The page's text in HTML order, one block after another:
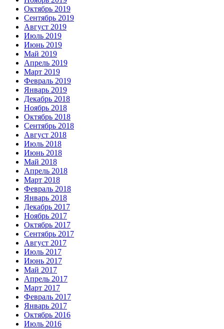
Октябрь 2019
Сентябрь 2019
Август 2019
Июль 2019
Июнь 2019
Май 2019
Апрель 2019
Март 2019
Февраль 2019
Январь 2019
Декабрь 2018
Ноябрь 2018
Октябрь 2018
Сентябрь 2018
Август 2018
Июль 2018
Июнь 2018
Май 2018
Апрель 2018
Март 2018
Февраль 2018
Январь 2018
Декабрь 2017
Ноябрь 2017
Октябрь 2017
Сентябрь 2017
Август 2017
Июль 2017
Июнь 2017
Май 2017
Апрель 2017
Март 2017
Февраль 2017
Январь 2017
Октябрь 2016
Июль 2016